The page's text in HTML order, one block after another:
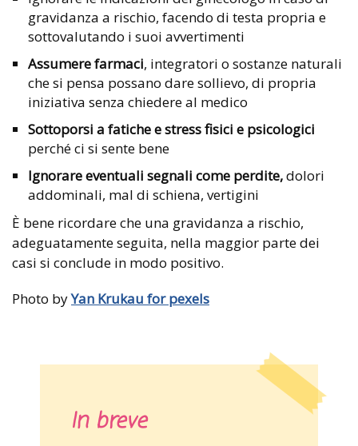
gravidanza a rischio, facendo di testa propria e
sottovalutando i suoi avvertimenti
Assumere farmaci, integratori o sostanze naturali
che si pensa possano dare sollievo, di propria
iniziativa senza chiedere al medico
Sottoporsi a fatiche e stress fisici e psicologici
perché ci si sente bene
Ignorare eventuali segnali come perdite,dolori
addominali, mal di schiena, vertigini
È bene ricordare che una gravidanza a rischio,
adeguatamente seguita, nella maggior parte dei
casi si conclude in modo positivo.
Photo byYan Krukau for pexels
In breve